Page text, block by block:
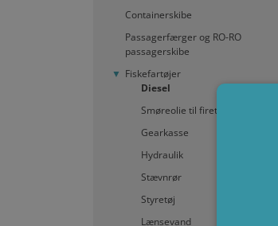
Containerskibe
Passagerfærger og RO-RO
passagerskibe
Fiskefartøjer
Diesel
Smøreolie til firetaktsmotor
Gearkasse
Hydraulik
Stævnrør
Styretøj
Lænsevand